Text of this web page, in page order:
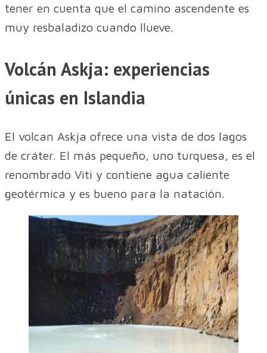
tener en cuenta que el camino ascendente es
muy resbaladizo cuando llueve.
Volcán Askja: experiencias
únicas en Islandia
El volcan Askja ofrece una vista de dos lagos
de cráter. El más pequeño, uno turquesa, es el
renombrado Viti y contiene agua caliente
geotérmica y es bueno para la natación.